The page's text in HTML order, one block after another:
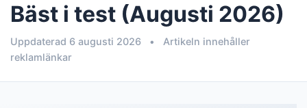
Bäst i test (Augusti 2026)
Uppdaterad 6 augusti 2026 •
Artikeln innehåller
reklamlänkar